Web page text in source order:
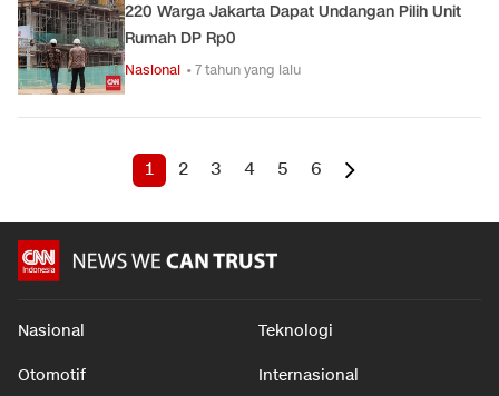
220 Warga Jakarta Dapat Undangan Pilih Unit
Rumah DP Rp0
Nasional • 7 tahun yang lalu
1 2 3 4 5 6
Nasional Teknologi
Otomotif Internasional